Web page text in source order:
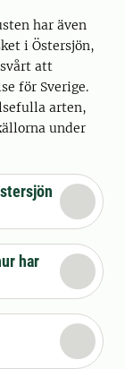
har även
i Östersjön,
att
för Sverige.
arten,
under
har